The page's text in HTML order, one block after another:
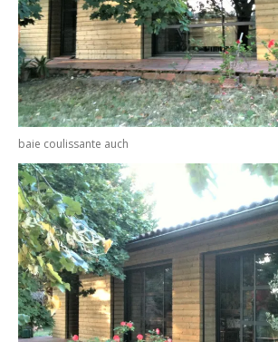
baie coulissante auch